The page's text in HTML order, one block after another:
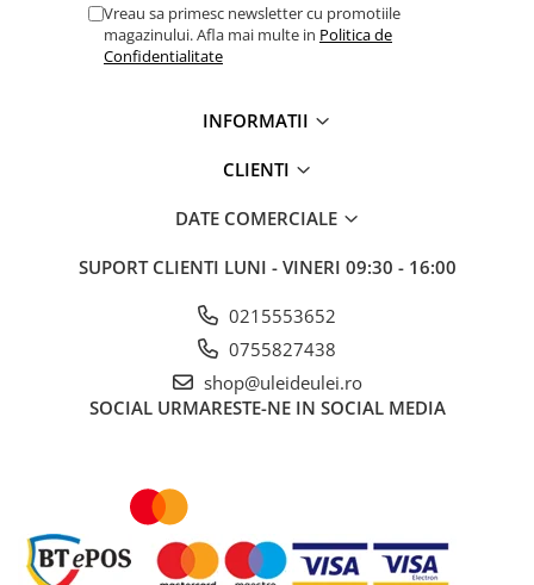
Vreau sa primesc newsletter cu promotiile
magazinului. Afla mai multe in Politica de
Confidentialitate
INFORMATII
CLIENTI
DATE COMERCIALE
SUPORT CLIENTI LUNI - VINERI 09:30 - 16:00
0215553652
0755827438
shop@uleideulei.ro
SOCIAL URMARESTE-NE IN SOCIAL MEDIA